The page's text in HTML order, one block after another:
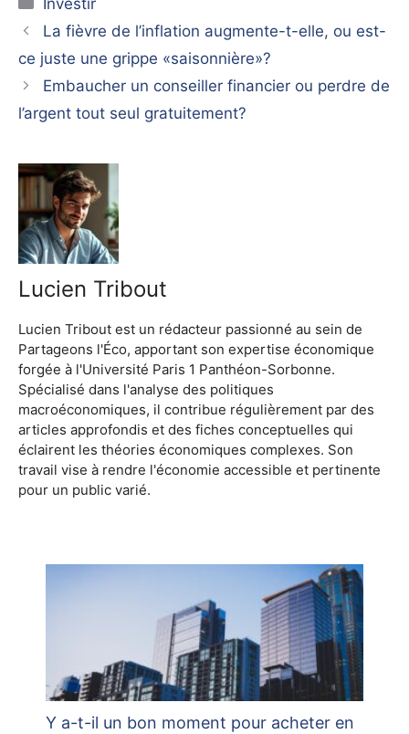
Investir
La fièvre de l’inflation augmente-t-elle, ou est-
ce juste une grippe «saisonnière»?
Embaucher un conseiller financier ou perdre de
l’argent tout seul gratuitement?
Lucien Tribout
Lucien Tribout est un rédacteur passionné au sein de
Partageons l'Éco, apportant son expertise économique
forgée à l'Université Paris 1 Panthéon-Sorbonne.
Spécialisé dans l'analyse des politiques
macroéconomiques, il contribue régulièrement par des
articles approfondis et des fiches conceptuelles qui
éclairent les théories économiques complexes. Son
travail vise à rendre l'économie accessible et pertinente
pour un public varié.
Y a-t-il un bon moment pour acheter en